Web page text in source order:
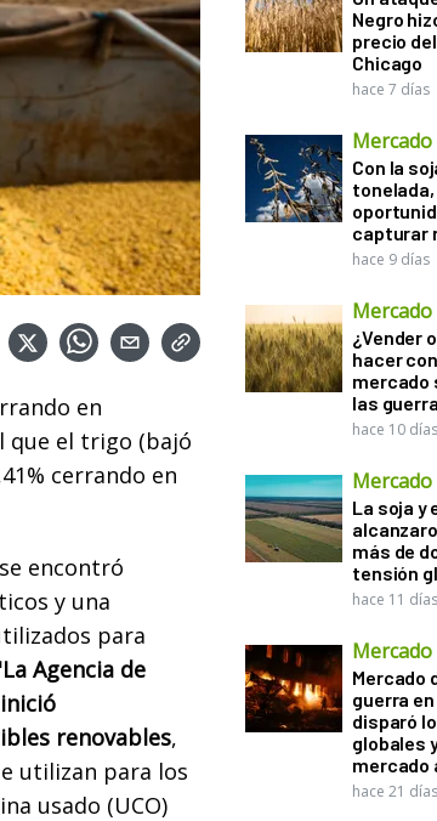
en
que el trigo (bajó
cerrando en
encontró
y una
para
Agencia de
renovables,
utilizan para los
usado (UCO)
Negro
precio
Chicago
hace 7 días
Con la
tonelada,
capturar
hace 9 días
¿Vender
hacer
mercado
las
hace 10 días
La soja y
más de
tensión
hace 11 días
Mercado
guerra
disparó
globales
mercado
hace 21 días